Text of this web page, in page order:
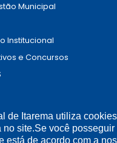
Municipal
Institucional
e Concursos
de Itarema utiliza
site.Se você
está de acordo com a